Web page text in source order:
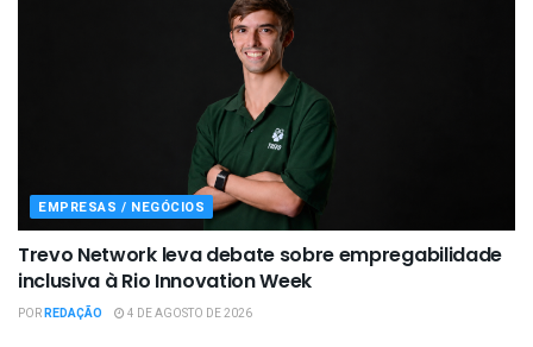
EMPRESAS / NEGÓCIOS
Trevo Network leva debate sobre empregabilidade
inclusiva à Rio Innovation Week
PORREDAÇÃO 4 DE AGOSTO DE 2026